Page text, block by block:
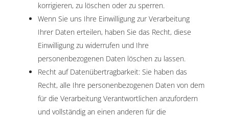
korrigieren, zu löschen oder zu sperren.
Wenn Sie uns Ihre Einwilligung zur Verarbeitung
Ihrer Daten erteilen, haben Sie das Recht, diese
Einwilligung zu widerrufen und Ihre
personenbezogenen Daten löschen zu lassen.
Recht auf Datenübertragbarkeit: Sie haben das
Recht, alle Ihre personenbezogenen Daten von dem
für die Verarbeitung Verantwortlichen anzufordern
und vollständig an einen anderen für die